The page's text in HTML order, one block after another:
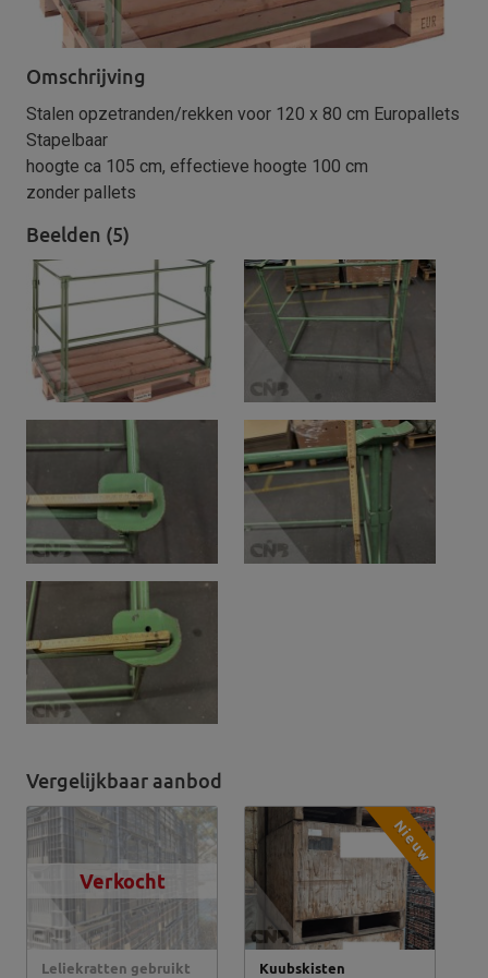
Omschrijving
Stalen opzetranden/rekken voor 120 x 80 cm Europallets
Stapelbaar
hoogte ca 105 cm, effectieve hoogte 100 cm
zonder pallets
Beelden (5)
Vergelijkbaar aanbod
Verkocht
Leliekratten gebruikt
Nieuw
Kuubskisten